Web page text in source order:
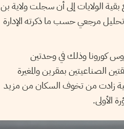
الولايات إلى أن سجلت ولاية بن
عروس يومي 6 و7 أكتوبر 4 وفيات بالفيروس و47 إصابة جديدة من أصل 200 تحليل مرجعي حسب ما ذكرته الإدارة
كورونا وذلك في وحدتين
الصناعيتين بمقرين والمغيرة
زادت من تخوف السكان من مزيد